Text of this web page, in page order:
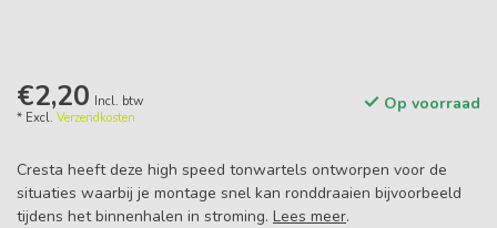
€2,20 Incl. btw
* Excl. Verzendkosten
Op voorraad
Cresta heeft deze high speed tonwartels ontworpen voor de
situaties waarbij je montage snel kan ronddraaien bijvoorbeeld
tijdens het binnenhalen in stroming. Lees meer.